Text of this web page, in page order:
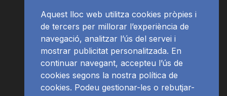
Aquest lloc web utilitza cookies pròpies i
de tercers per millorar l’experiència de
navegació, analitzar l’ús del servei i
mostrar publicitat personalitzada. En
continuar navegant, accepteu l’ús de
cookies segons la nostra política de
cookies. Podeu gestionar-les o rebutjar-